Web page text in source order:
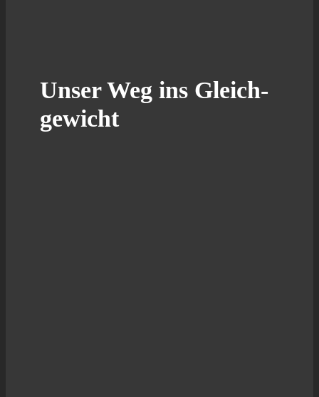
Unser Weg ins Gleich­
ge­wicht